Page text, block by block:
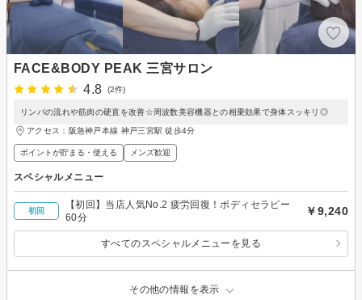
FACE&BODY PEAK 三宮サロン
4.8
(2件)
リンパの流れや筋肉の硬直を改善☆周波数美容機器との相乗効果で身体スッキリ◎
アクセス：阪急神戸本線 神戸三宮駅 徒歩4分
ポイントが貯まる・使える メンズ歓迎
スペシャルメニュー
初回
【初回】当店人気No.2 疲労回復！ボディセラピー
60分
￥9,240
すべてのスペシャルメニューを見る
その他の情報を表示